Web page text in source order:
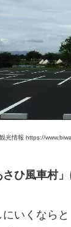
光情報 https://
ひ風車村
いくなら